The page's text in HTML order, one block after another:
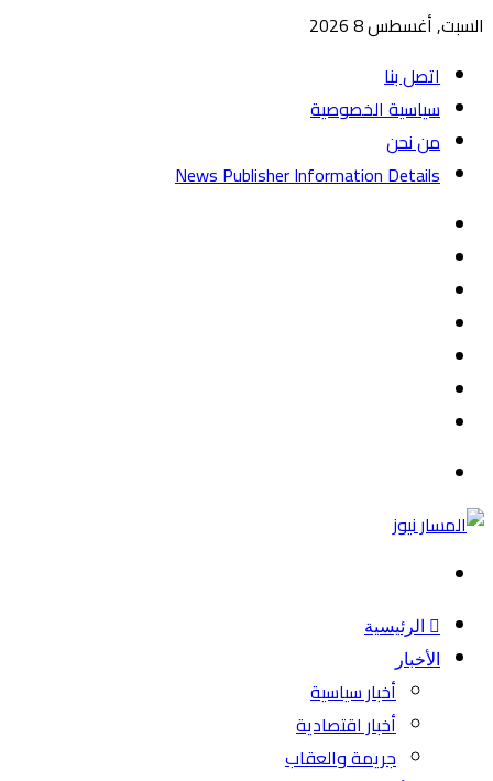
السبت, أغسطس 8 2026
اتصل بنا
سياسية الخصوصية
من نحن
News Publisher Information Details
الرئيسية
الأخبار
أخبار سياسية
أخبار اقتصادية
جريمة والعقاب